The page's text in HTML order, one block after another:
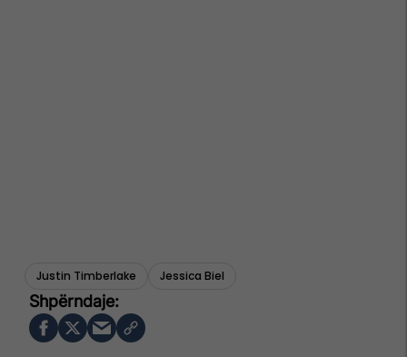
Justin Timberlake Jessica Biel